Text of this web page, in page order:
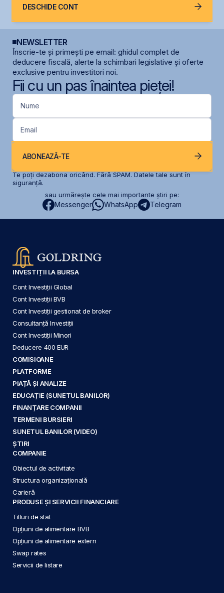
DESCHIDE CONT
NEWSLETTER
Înscrie-te și primești pe email: ghidul complet de
deducere fiscală, alerte la schimbari legislative și oferte
exclusive pentru investitori noi.
Fii cu un pas înaintea pieței!
Nume
Email
ABONEAZĂ-TE
Te poți dezabona oricând. Fără SPAM. Datele tale sunt în
siguranță.
sau urmărește cele mai importante știri pe:
Messenger WhatsApp Telegram
INVESTIȚII LA BURSA
Cont Investiții Global
Cont Investiții BVB
Cont Investiții gestionat de broker
Consultanță Investiții
Cont Investiții Minori
Deducere 400 EUR
COMISIOANE
PLATFORME
PIAȚĂ ȘI ANALIZE
EDUCAȚIE (SUNETUL BANILOR)
FINANȚARE COMPANII
TERMENI BURSIERI
SUNETUL BANILOR (VIDEO)
ȘTIRI
COMPANIE
Obiectul de activitate
Structura organizațională
Carieră
PRODUSE ȘI SERVICII FINANCIARE
Titluri de stat
Opțiuni de alimentare BVB
Opțiuni de alimentare extern
Swap rates
Servicii de listare